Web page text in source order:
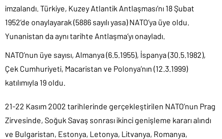
imzalandı. Türkiye, Kuzey Atlantik Antlaşması’nı 18 Şubat
1952’de onaylayarak (5886 sayılı yasa) NATO’ya üye oldu.
Yunanistan da aynı tarihte Antlaşma’yı onayladı.
NATO’nun üye sayısı, Almanya (6.5.1955), İspanya (30.5.1982),
Çek Cumhuriyeti, Macaristan ve Polonya’nın (12.3.1999)
katılımıyla 19 oldu.
21-22 Kasım 2002 tarihlerinde gerçekleştirilen NATO’nun Prag
Zirvesinde, Soğuk Savaş sonrası ikinci genişleme kararı alındı
ve Bulgaristan, Estonya, Letonya, Litvanya, Romanya,